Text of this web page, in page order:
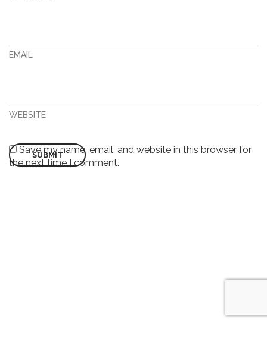
EMAIL
WEBSITE
Save my name, email, and website in this browser for
the next time I comment.